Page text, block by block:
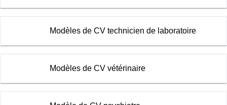
Modèles de CV technicien de laboratoire
Modèles de CV vétérinaire